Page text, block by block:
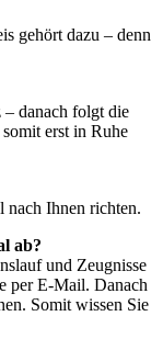
gehört dazu – denn
danach folgt die
erst in Ruhe
Ihnen richten.
ab?
und Zeugnisse
per E-Mail. Danach
Somit wissen Sie